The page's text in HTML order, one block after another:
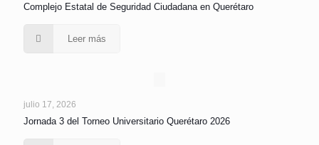
Complejo Estatal de Seguridad Ciudadana en Querétaro
Leer más
julio 17, 2026
Jornada 3 del Torneo Universitario Querétaro 2026